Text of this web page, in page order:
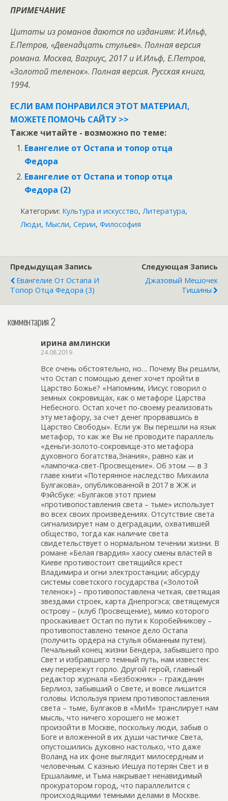
ПРИМЕЧАНИЕ
Цитаты из романов даются по изданиям: И.Ильф,
Е.Петров, «Двенадцать стульев». Полная версия
романа. Москва, Вагриус, 2017 и И.Ильф, Е.Петров,
«Золотой теленок». Полная версия. Русская книга,
1994.
ЕСЛИ ВАМ ПОНРАВИЛСЯ ЭТОТ МАТЕРИАЛ,
МОЖЕТЕ ПОМОЧЬ САЙТУ >>
Также читайте - возможно по теме:
Евангелие от Остапа и топор отца
Федора
Евангелие от Остапа и топор отца
Федора (2)
Категории: Культура и искусство, Литература,
Люди, Мысли, Серии, Философия
Предыдущая Запись
Евангелие От Остапа И
Топор Отца Федора (3)
Следующая Запись
Джазовый Мешочек
Тишины
комментария 2
ирина амлински
24.08.2019
Все очень обстоятельно, но… Почему Вы решили,
что Остап с помощью денег хочет пройти в
Царство Божье? «Напомним, Иисус говорил о
земных сокровищах, как о метафоре Царства
Небесного. Остап хочет по-своему реализовать
эту метафору, за счет денег прорвавшись в
Царство Свободы». Если уж Вы перешли на язык
метафор, то как же Вы не проводите параллель
«деньги-золото-сокровище-это метафора
духовного богатства,Знания», равно как и
«лампочка-свет-Просвещение». Об этом — в 3
главе книги «Потерянное наследство Михаила
Булгакова», опубликованной в 2017 в ЖЖ и
Фэйсбуке: «Булгаков этот прием
«противопоставления света – тьме» использует
во всех своих произведениях. Отсутствие света
сигнализирует нам о деградации, охватившей
общество, тогда как наличие света
свидетельствует о нормальном течении жизни. В
романе «Белая гвардия» хаосу смены властей в
Киеве противостоит светящийся крест
Владимира и огни электростанции; абсурду
системы советского государства («Золотой
теленок») – противопоставлена четкая, светящая
звездами строек, карта Днепрогэса; светящемуся
острову – (клуб Просвещение), мимо которого
проскакивает Остап по пути к Коробейникову –
противопоставлено темное дело Остапа
(получить ордера на стулья обманным путем).
Печальный конец жизни Бендера, забывшего про
Свет и избравшего темный путь, нам известен:
ему перережут горло. Другой герой, главный
редактор журнала «Безбожник» – гражданин
Берлиоз, забывший о Свете, и вовсе лишится
головы. Используя прием противопоставления
света – тьме, Булгаков в «МиМ» транслирует нам
мысль, что ничего хорошего не может
произойти в Москве, поскольку люди, забыв о
Боге и вложенной в их души частичке Света,
опустошились духовно настолько, что даже
Воланд на их фоне выглядит милосердным и
человечным. С казнью Иешуа потерян Свет и в
Ершалаиме, и Тьма накрывает ненавидимый
прокуратором город, что параллелится с
происходящими темными делами в Москве.